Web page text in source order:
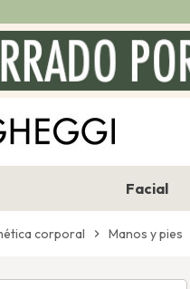
Facial
corporal chevron_right Manos y pies